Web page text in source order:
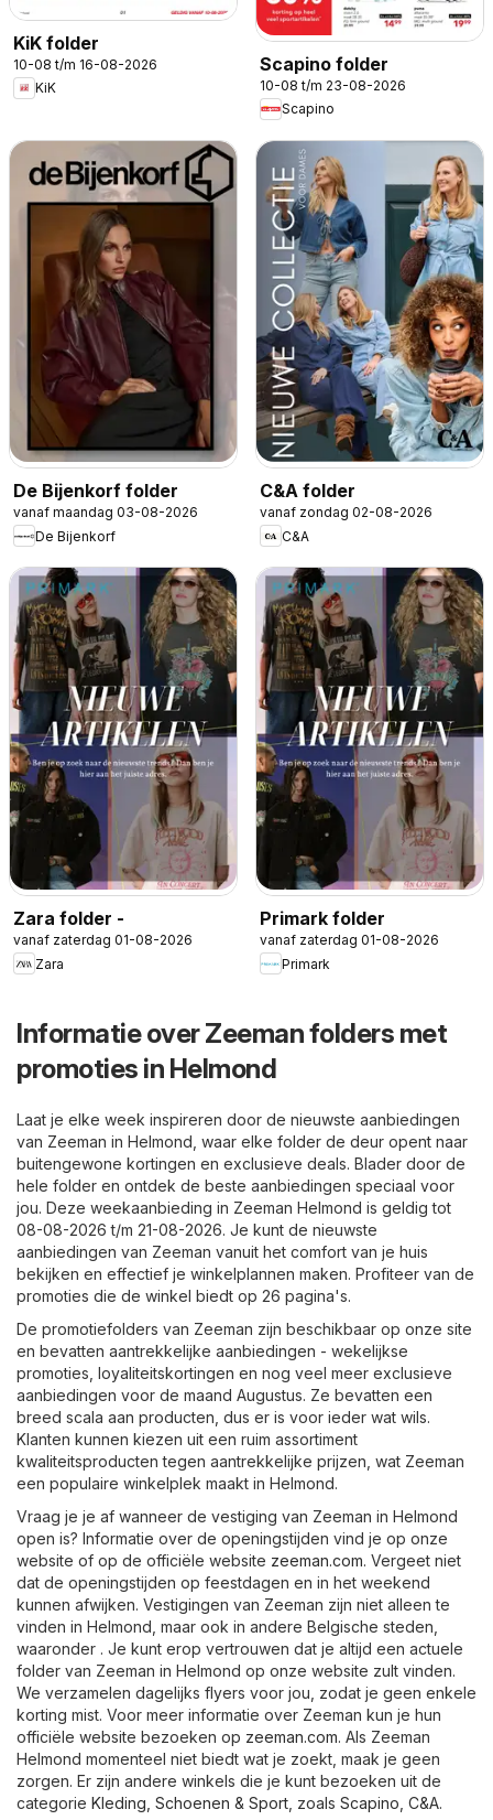
KiK folder
10-08 t/m 16-08-2026
KiK
Scapino folder
10-08 t/m 23-08-2026
Scapino
De Bijenkorf folder
vanaf maandag 03-08-2026
De Bijenkorf
C&A folder
vanaf zondag 02-08-2026
C&A
Zara folder -
vanaf zaterdag 01-08-2026
Zara
Primark folder
vanaf zaterdag 01-08-2026
Primark
Informatie over Zeeman folders met
promoties in Helmond
Laat je elke week inspireren door de nieuwste aanbiedingen
van Zeeman in Helmond, waar elke folder de deur opent naar
buitengewone kortingen en exclusieve deals. Blader door de
hele folder en ontdek de beste aanbiedingen speciaal voor
jou. Deze weekaanbieding in Zeeman Helmond is geldig tot
08-08-2026 t/m 21-08-2026. Je kunt de nieuwste
aanbiedingen van Zeeman vanuit het comfort van je huis
bekijken en effectief je winkelplannen maken. Profiteer van de
promoties die de winkel biedt op 26 pagina's.
De promotiefolders van Zeeman zijn beschikbaar op onze site
en bevatten aantrekkelijke aanbiedingen - wekelijkse
promoties, loyaliteitskortingen en nog veel meer exclusieve
aanbiedingen voor de maand Augustus. Ze bevatten een
breed scala aan producten, dus er is voor ieder wat wils.
Klanten kunnen kiezen uit een ruim assortiment
kwaliteitsproducten tegen aantrekkelijke prijzen, wat Zeeman
een populaire winkelplek maakt in Helmond.
Vraag je je af wanneer de vestiging van Zeeman in Helmond
open is? Informatie over de openingstijden vind je op onze
website of op de officiële website zeeman.com. Vergeet niet
dat de openingstijden op feestdagen en in het weekend
kunnen afwijken. Vestigingen van Zeeman zijn niet alleen te
vinden in Helmond, maar ook in andere Belgische steden,
waaronder . Je kunt erop vertrouwen dat je altijd een actuele
folder van Zeeman in Helmond op onze website zult vinden.
We verzamelen dagelijks flyers voor jou, zodat je geen enkele
korting mist. Voor meer informatie over Zeeman kun je hun
officiële website bezoeken op zeeman.com. Als Zeeman
Helmond momenteel niet biedt wat je zoekt, maak je geen
zorgen. Er zijn andere winkels die je kunt bezoeken uit de
categorie Kleding, Schoenen & Sport , zoals Scapino C&A.